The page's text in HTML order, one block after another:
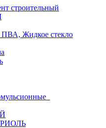
строительный
Жидкое стекло